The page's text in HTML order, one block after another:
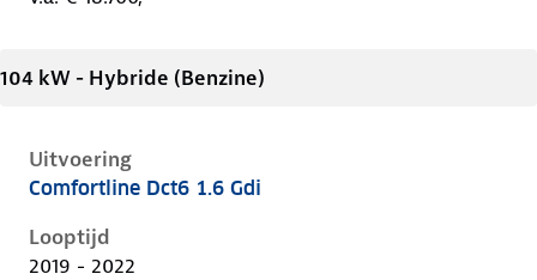
104 kW - Hybride (Benzine)
Uitvoering
Kia Niro i-de-1e-facelift, 1.6 gdi, 104 kW, Hybride
Comfortline Dct6 1.6 Gdi
Looptijd
2019 - 2022